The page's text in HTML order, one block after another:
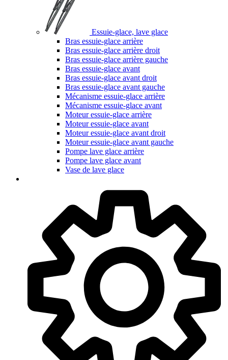
Essuie-glace, lave glace
Bras essuie-glace arrière
Bras essuie-glace arrière droit
Bras essuie-glace arrière gauche
Bras essuie-glace avant
Bras essuie-glace avant droit
Bras essuie-glace avant gauche
Mécanisme essuie-glace arrière
Mécanisme essuie-glace avant
Moteur essuie-glace arrière
Moteur essuie-glace avant
Moteur essuie-glace avant droit
Moteur essuie-glace avant gauche
Pompe lave glace arrière
Pompe lave glace avant
Vase de lave glace